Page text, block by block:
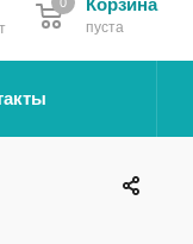
Корзина
пуста